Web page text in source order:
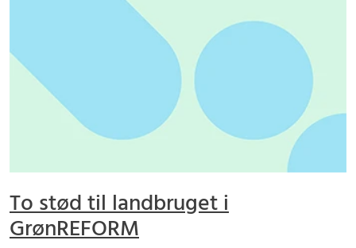
To stød til landbruget i
GrønREFORM